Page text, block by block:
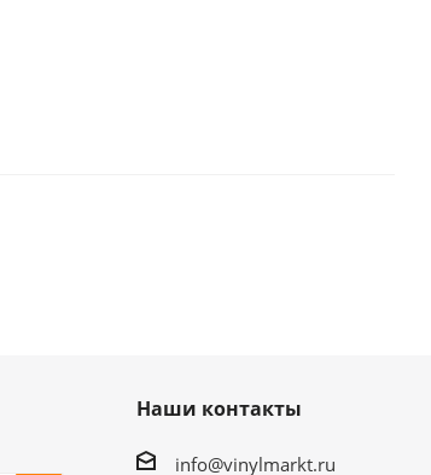
Наши контакты
info@vinylmarkt.ru